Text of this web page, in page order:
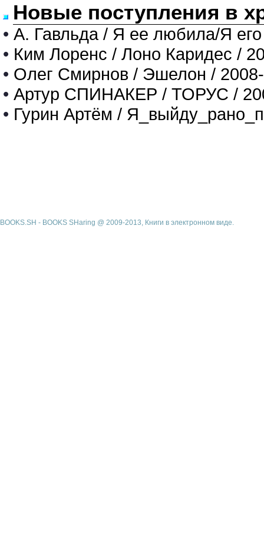
Новые поступления в
• А. Гавльда / Я ее любила/Я
• Ким Лоренс / Лоно Каридес /
• Олег Смирнов / Эшелон /
• Артур СПИНАКЕР / ТОРУС /
• Гурин Артём /
BOOKS.SH - BOOKS SHaring @ 2009-2013, Книги в электронном виде.